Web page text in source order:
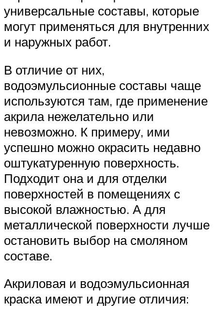
универсальные составы, которые
могут применяться для внутренних
и наружных работ.
В отличие от них,
водоэмульсионные составы чаще
используются там, где применение
акрила нежелательно или
невозможно. К примеру, ими
успешно можно окрасить недавно
оштукатуренную поверхность.
Подходит она и для отделки
поверхностей в помещениях с
высокой влажностью. А для
металлической поверхности лучше
остановить выбор на смоляном
составе.
Акриловая и водоэмульсионная
краска имеют и другие отличия: